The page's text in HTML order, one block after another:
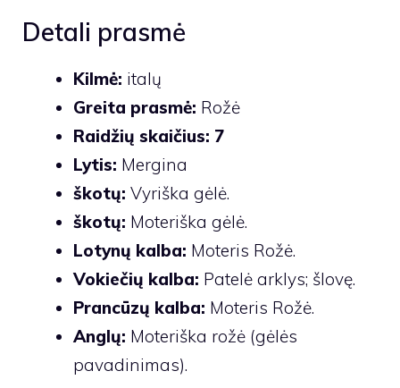
Detali prasmė
Kilmė: italų
Greita prasmė: Rožė
Raidžių skaičius: 7
Lytis: Mergina
škotų: Vyriška gėlė.
škotų: Moteriška gėlė.
Lotynų kalba: Moteris Rožė.
Vokiečių kalba: Patelė arklys; šlovę.
Prancūzų kalba: Moteris Rožė.
Anglų: Moteriška rožė (gėlės
pavadinimas).